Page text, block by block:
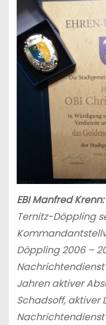
EBI Manfred Krenn:
Ternitz-Döppling
Döppling 2006 –
Nachrichtendienst
Jahren aktiver
Schadsoff, aktiver
Nachrichtendienst